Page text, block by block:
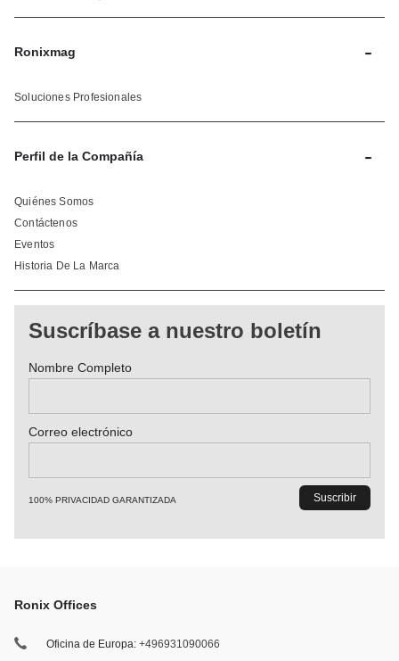
Ronixmag -
Soluciones Profesionales
Perfil de la Compañía -
Quiénes Somos
Contáctenos
Eventos
Historia De La Marca
Suscríbase a nuestro boletín
Nombre Completo
Correo electrónico
100% PRIVACIDAD GARANTIZADA
Ronix Offices
Oficina de Europa: +496931090066